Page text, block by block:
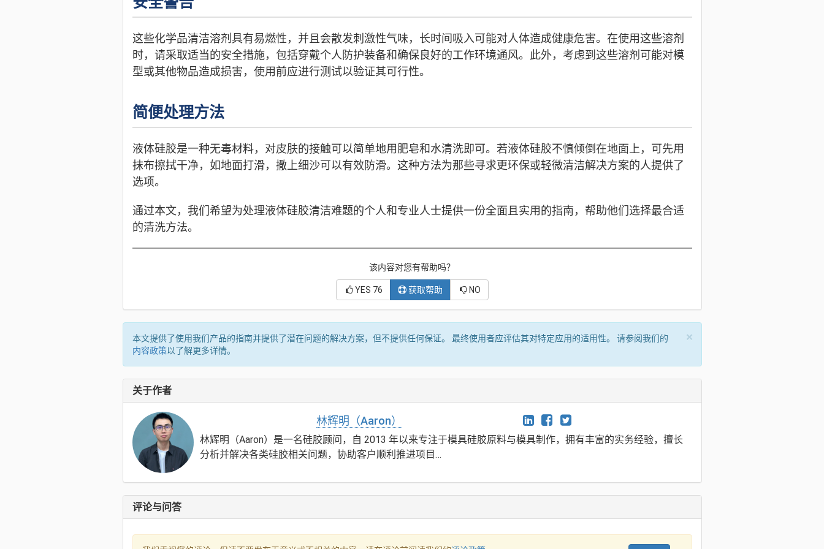
这些化学品清洁溶剂具有易燃性，并且会散发刺激性气味，长时间吸入可能对人体造成健康危害。在使用这些溶剂
时，请采取适当的安全措施，包括穿戴个人防护装备和确保良好的工作环境通风。此外，考虑到这些溶剂可能对模
型或其他物品造成损害，使用前应进行测试以验证其可行性。
简便处理方法
液体硅胶是一种无毒材料，对皮肤的接触可以简单地用肥皂和水清洗即可。若液体硅胶不慎倾倒在地面上，可先用
抹布擦拭干净，如地面打滑，撒上细沙可以有效防滑。这种方法为那些寻求更环保或轻微清洁解决方案的人提供了
选项。
通过本文，我们希望为处理液体硅胶清洁难题的个人和专业人士提供一份全面且实用的指南，帮助他们选择最合适
的清洗方法。
该内容对您有帮助吗？
YES 76 获取帮助 NO
×
本文提供了使用我们产品的指南并提供了潜在问题的解决方案，但不提供任何保证。 最终使用者应评估其对特定应用的适用性。 请参阅我们的
内容政策以了解更多详情。
关于作者
林辉明（Aaron）
林辉明（Aaron）是一名硅胶顾问，自 2013 年以来专注于模具硅胶原料与模具制作，拥有丰富的实务经验，擅长
分析并解决各类硅胶相关问题，协助客户顺利推进项目…
评论与问答